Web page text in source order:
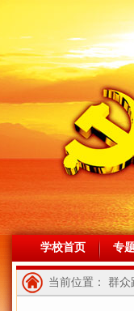
学校首页 专
当前位置： 群